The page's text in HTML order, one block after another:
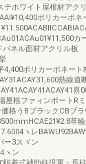
テホワイト屋根材アク
ポリカーポネ
カ
ネル面材アクリル板
4,400ポリカーポネート
熱線道
喜
屋根ファィンポートRミ
格うBブラックCBブラ
草
ヽレBAWU92BAWt
ー3スヾン
ヽン